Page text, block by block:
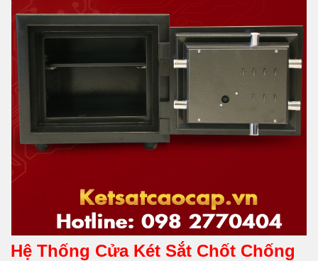
Hệ Thống Cửa Két Sắt Chốt Chống